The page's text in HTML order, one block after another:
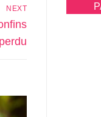
NEXT